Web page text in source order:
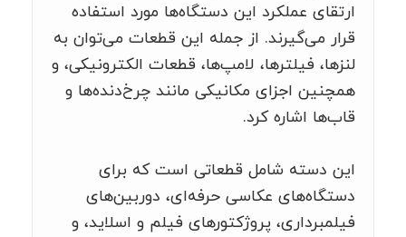
ارتقای عملکرد این دستگاه‌ها مورد استفاده
قرار می‌گیرند. از جمله این قطعات می‌توان به
لنزها، فیلترها، لامپ‌ها، قطعات الکترونیکی، و
همچنین اجزای مکانیکی مانند چرخ‌دنده‌ها و
قاب‌ها اشاره کرد.
این دسته شامل قطعاتی است که برای
دستگاه‌های عکاسی حرفه‌ای، دوربین‌های
فیلمبرداری، پروژکتورهای فیلم و اسلاید، و